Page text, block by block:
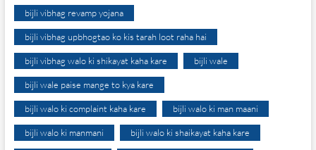
bijli vibhag revamp yojana
bijli vibhag upbhogtao ko kis tarah loot raha hai
bijli vibhag walo ki shikayat kaha kare bijli wale
bijli wale paise mange to kya kare
bijli walo ki complaint kaha kare bijli walo ki man maani
bijli walo ki manmani bijli walo ki shaikayat kaha kare